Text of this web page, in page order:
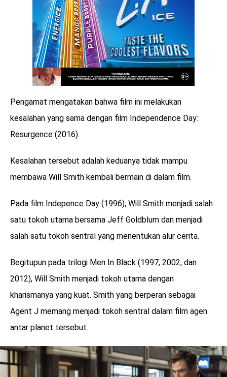
Pengamat mengatakan bahwa film ini melakukan
kesalahan yang sama dengan film Independence Day:
Resurgence (2016).
Kesalahan tersebut adalah keduanya tidak mampu
membawa Will Smith kembali bermain di dalam film.
Pada film Indepence Day (1996), Will Smith menjadi salah
satu tokoh utama bersama Jeff Goldblum dan menjadi
salah satu tokoh sentral yang menentukan alur cerita.
Begitupun pada trilogi Men In Black (1997, 2002, dan
2012), Will Smith menjadi tokoh utama dengan
kharismanya yang kuat. Smith yang berperan sebagai
Agent J memang menjadi tokoh sentral dalam film agen
antar planet tersebut.